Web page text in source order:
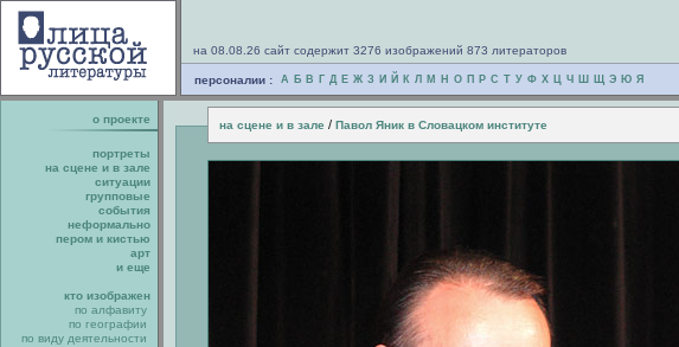
на 08.08.26 сайт содержит 3276 изображений 873 литераторов
персоналии : А Б В Г Д Е Ж З И Й К Л М Н О П Р С Т У Ф Х Ц Ч Ш Щ Э Ю Я
о проекте на сцене и в зале / Павол Яник в Словацком институте
портреты
на сцене и в зале
ситуации
групповые
события
неформально
пером и кистью
арт
и еще
кто изображен
по алфавиту
по географии
по виду деятельности